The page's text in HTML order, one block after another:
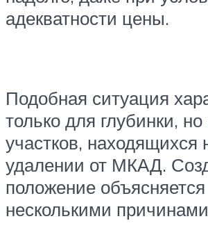
адекватности цены.
Подобная ситуация
только для глубинки,
участков, находящихся
удалении от МКАД.
положение объясняется
несколькими